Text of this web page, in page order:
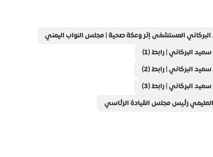
المستشفى إثر وعكة صحية | مجلس النواب اليمني
البركاني | رابط (1)
البركاني | رابط (2)
البركاني | رابط (3)
رئيس مجلس القيادة الرئاسي